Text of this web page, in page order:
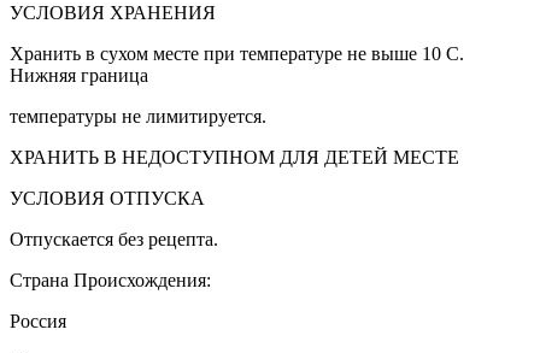
УСЛОВИЯ ХРАНЕНИЯ
Хранить в сухом месте при температуре не выше 10 С.
Нижняя граница
температуры не лимитируется.
ХРАНИТЬ В НЕДОСТУПНОМ ДЛЯ ДЕТЕЙ МЕСТЕ
УСЛОВИЯ ОТПУСКА
Отпускается без рецепта.
Страна Происхождения:
Россия